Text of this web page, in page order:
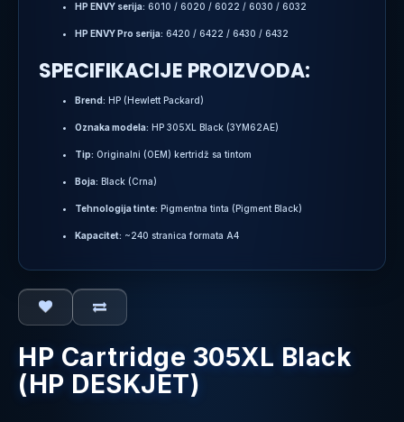
HP ENVY serija: 6010 / 6020 / 6022 / 6030 / 6032
HP ENVY Pro serija: 6420 / 6422 / 6430 / 6432
SPECIFIKACIJE PROIZVODA:
Brend: HP (Hewlett Packard)
Oznaka modela: HP 305XL Black (3YM62AE)
Tip: Originalni (OEM) kertridž sa tintom
Boja: Black (Crna)
Tehnologija tinte: Pigmentna tinta (Pigment Black)
Kapacitet: ~240 stranica formata A4
HP Cartridge 305XL Black
(HP DESKJET)